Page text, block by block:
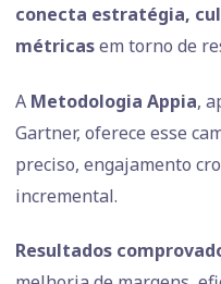
conecta estratégia,
métricasem torno de
A Metodologia Appia,
Gartner, oferece esse
preciso, engajamento
incremental.
Resultados